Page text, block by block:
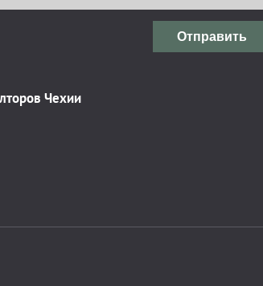
Отправить
Чехии